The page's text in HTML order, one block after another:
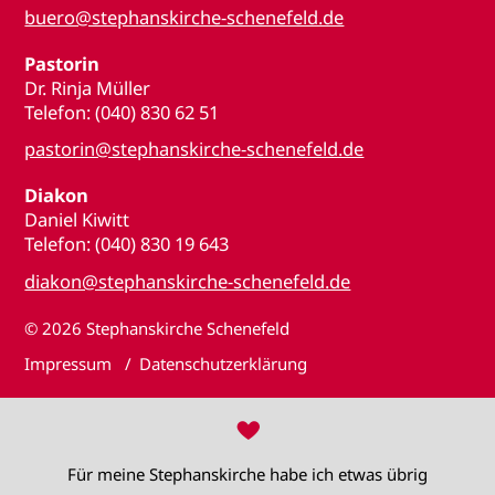
buero@stephanskirche-schenefeld.de
Pastorin
Dr. Rinja Müller
Telefon: (040) 830 62 51
pastorin@stephanskirche-schenefeld.de
Diakon
Daniel Kiwitt
Telefon: (040) 830 19 643
diakon@stephanskirche-schenefeld.de
© 2026 Stephanskirche Schenefeld
Impressum
Datenschutzerklärung
♥
Für meine Stephanskirche habe ich etwas übrig